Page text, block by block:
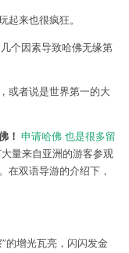
起来也很疯狂。
个因素导致哈佛无缘第
或者说是世界第一的大
！ 申请哈佛 也是很多留
量来自亚洲的游客参观
在双语导游的介绍下，
的增光瓦亮，闪闪发金